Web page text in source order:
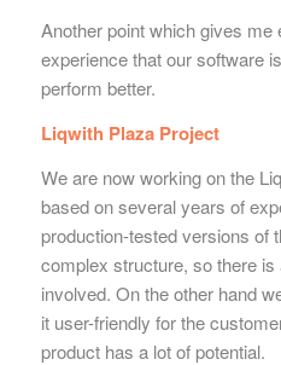
Another point which gives me
experience that our software
perform better.
Liqwith Plaza Project
We are now working on the
based on several years of
production-tested versions of
complex structure, so there
involved. On the other hand
it user-friendly for the
product has a lot of potential.